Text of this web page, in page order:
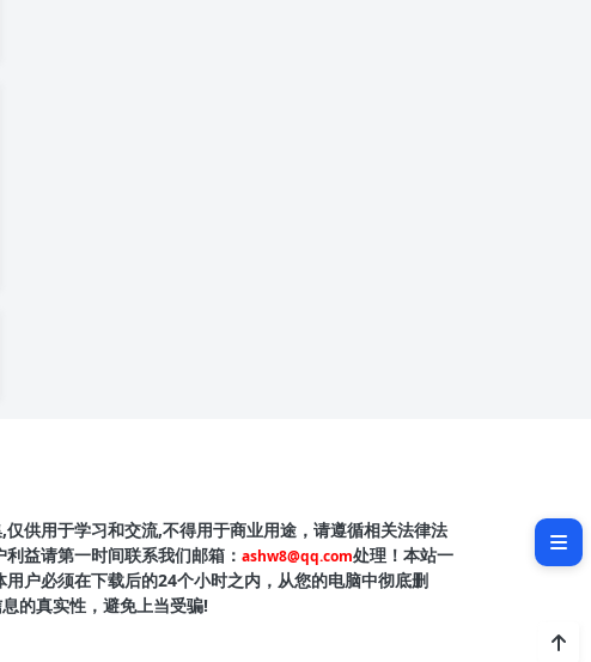
软件截图
供用于学习和交流,不得用于商业用途，请遵循相关法律法
益请第一时间联系我们邮箱： ashw8@qq.com处理！本站一
户必须在下载后的24个小时之内，从您的电脑中彻底删
的真实性，避免上当受骗!